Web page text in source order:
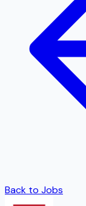
Back to Jobs